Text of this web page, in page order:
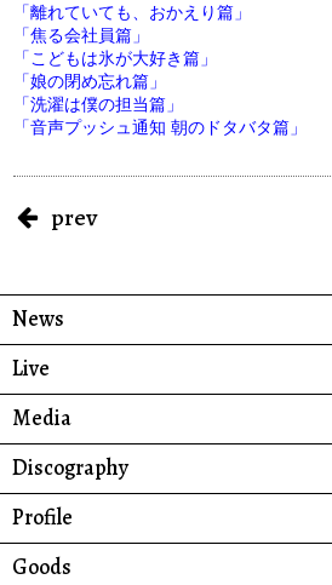
「離れていても、おかえり篇」
「焦る会社員篇」
「こどもは氷が大好き篇」
「娘の閉め忘れ篇」
「洗濯は僕の担当篇」
「音声プッシュ通知 朝のドタバタ篇」
prev
News
Live
Media
Discography
Profile
Goods